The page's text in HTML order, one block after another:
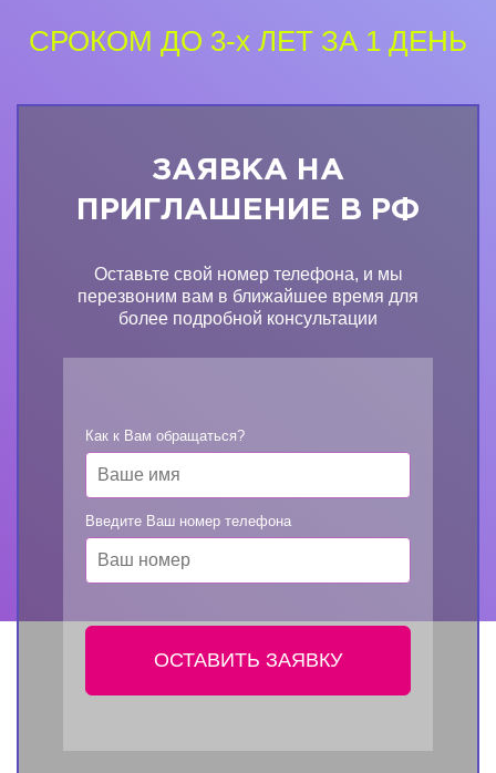
СРОКОМ ДО 3-х ЛЕТ ЗА 1 ДЕНЬ
ЗАЯВКА НА
ПРИГЛАШЕНИЕ В РФ
Оставьте свой номер телефона, и мы
перезвоним вам в ближайшее время для
более подробной консультации
Как к Вам обращаться?
Введите Ваш номер телефона
ОСТАВИТЬ ЗАЯВКУ